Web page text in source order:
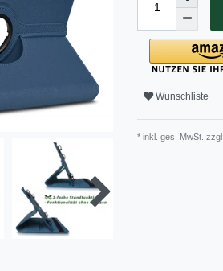
Wunschliste
* inkl. ges. MwSt. zzgl.